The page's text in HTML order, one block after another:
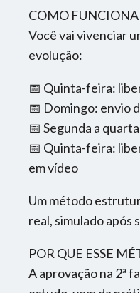
COMO
Você vai vivenciar
evolução:
📅 Quinta-feira:
📅 Domingo: envio
📅 Segunda a
📅 Quinta-feira:
em vídeo
Um método
real, simulado após
POR QUE ESSE
A aprovação na 2ª